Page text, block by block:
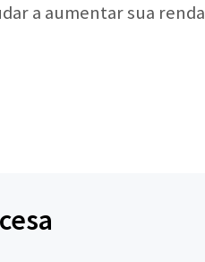
a aumentar sua renda